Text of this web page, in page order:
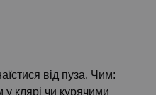
від пуза. Чим:
клярі чи курячими